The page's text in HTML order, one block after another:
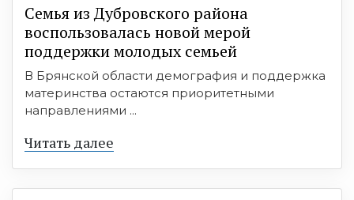
Семья из Дубровского района
воспользовалась новой мерой
поддержки молодых семьей
В Брянской области демография и поддержка
материнства остаются приоритетными
направлениями ...
Читать далее